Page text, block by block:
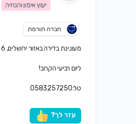
יעוץ אימון והנחיה
חברה תורמת
מעונינת בדירה באזור ירושלים, 6 חדרים, עם חצר מאובזרת, אם יש בריכה – אז נהדר,
ליום רביעי הקרוב!
טל:0583257250
עזר לך?